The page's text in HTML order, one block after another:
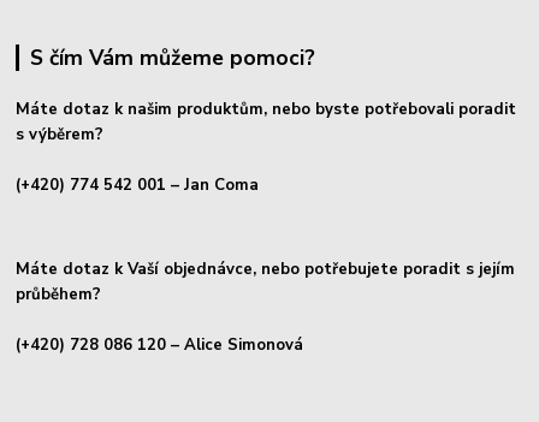
S čím Vám můžeme pomoci?
Máte dotaz k našim produktům, nebo byste potřebovali poradit
s výběrem?
(+420) 774 542 001 – Jan Coma
Máte dotaz k Vaší objednávce, nebo potřebujete poradit s jejím
průběhem?
(+420) 728 086 120 – Alice Simonová